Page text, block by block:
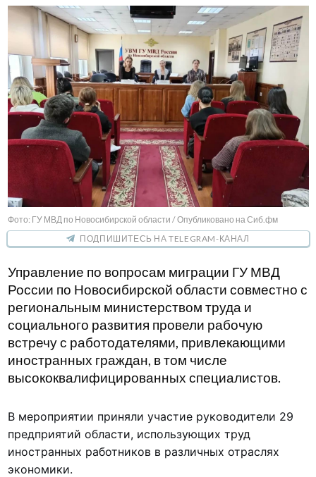
Фото: ГУ МВД по Новосибирской области / Опубликовано на Сиб.фм
ПОДПИШИТЕСЬ НА TELEGRAM-КАНАЛ
Управление по вопросам миграции ГУ МВД
России по Новосибирской области совместно с
региональным министерством труда и
социального развития провели рабочую
встречу с работодателями, привлекающими
иностранных граждан, в том числе
высококвалифицированных специалистов.
В мероприятии приняли участие руководители 29
предприятий области, использующих труд
иностранных работников в различных отраслях
экономики.